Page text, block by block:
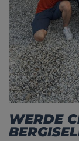
WERDE